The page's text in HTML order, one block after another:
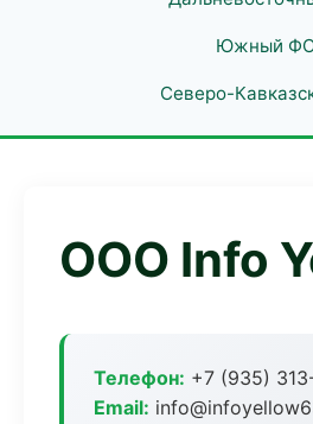
Южный
Северо-
ООО Info
Телефон: +7 (935)
Email: